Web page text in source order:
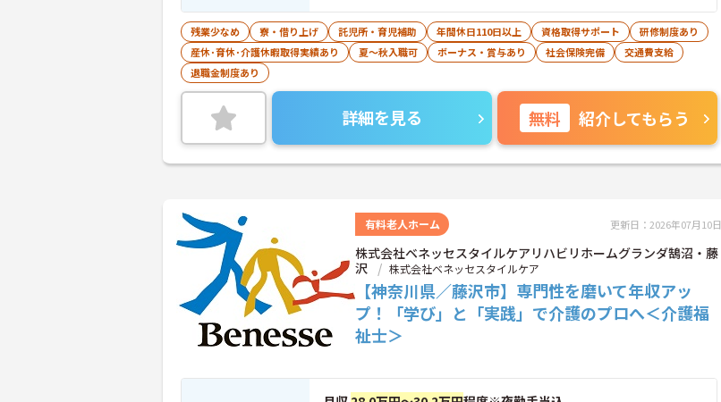
残業少なめ 寮・借り上げ 託児所・育児補助 年間休日110日以上 資格取得サポート
研修制度あり
産休･育休･介護休暇取得実績あり
夏～秋入職可 ボーナス・賞与あり 社会保険完備
交通費支給
退職金制度あり
詳細を見る 無料 紹介してもらう
有料老人ホーム 更新日：2026年07月10日
株式会社ベネッセスタイルケアリハビリホームグランダ鵠沼・藤
沢
株式会社ベネッセスタイルケア
【神奈川県／藤沢市】専門性を磨いて年収アッ
プ！「学び」と「実践」で介護のプロへ＜介護福
祉士＞